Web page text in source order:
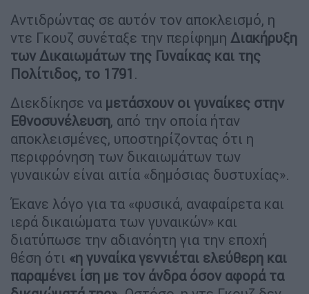
Αντιδρώντας σε αυτόν τον αποκλεισμό, η
ντε Γκουζ συνέταξε την περίφημη Διακήρυξη
των Δικαιωμάτων της Γυναίκας και της
Πολίτιδος, το 1791 .
Διεκδίκησε να μετάσχουν οι γυναίκες στην
Εθνοσυνέλευση, από την οποία ήταν
αποκλεισμένες, υποστηρίζοντας ότι η
περιφρόνηση των δικαιωμάτων των
γυναικών είναι αιτία «δημόσιας δυστυχίας».
Έκανε λόγο για τα «φυσικά, αναφαίρετα και
ιερά δικαιώματα των γυναικών» και
διατύπωσε την αδιανόητη για την εποχή
θέση ότι «η γυναίκα γεννιέται ελεύθερη και
παραμένει ίση με τον άνδρα όσον αφορά τα